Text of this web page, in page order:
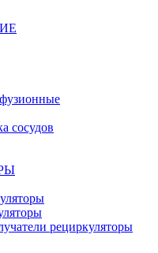
сосудов
рециркуляторы